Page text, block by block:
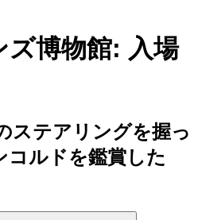
ズ博物館: 入場
ステアリングを握っ
コルドを鑑賞した